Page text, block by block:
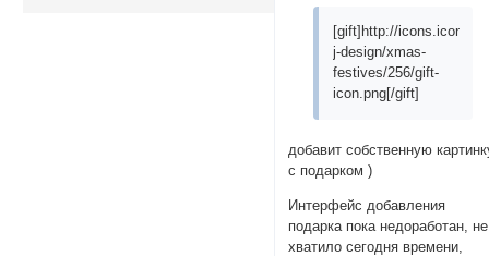
}
.spoiler >
display:
.spoiler >
display:
z-index: 1;
}
[gift]http://
j-design/xmas-
festives/256/gift-
icon.png[/gift]
добавит собственную
с подарком )
Интерфейс добавления
подарка пока недоработан, не
хватило сегодня времени,